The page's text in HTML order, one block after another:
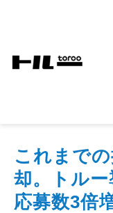
機能・サービス紹介
これまで
却。トル
応募数3倍